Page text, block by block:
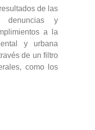
de las
denuncias y
a la
y urbana
de un filtro
como los